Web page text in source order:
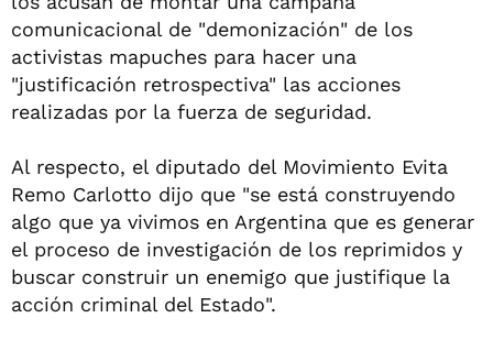
comunicacional de "demonización" de los
activistas mapuches para hacer una
"justificación retrospectiva" las acciones
realizadas por la fuerza de seguridad.
Al respecto, el diputado del Movimiento Evita
Remo Carlotto dijo que "se está construyendo
algo que ya vivimos en Argentina que es generar
el proceso de investigación de los reprimidos y
buscar construir un enemigo que justifique la
acción criminal del Estado".